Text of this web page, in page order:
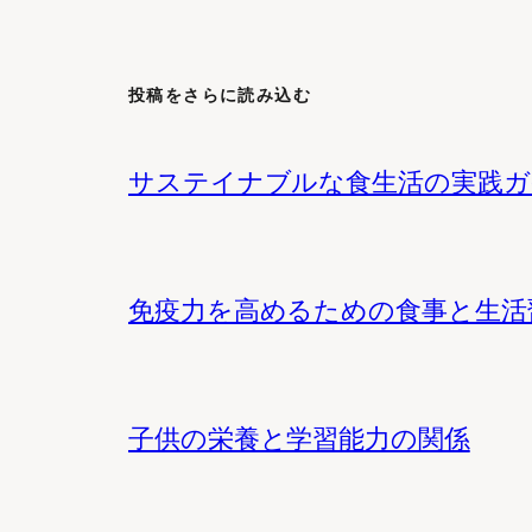
投稿をさらに読み込む
サステイナブルな食生活の実践
免疫力を高めるための食事と生
子供の栄養と学習能力の関係